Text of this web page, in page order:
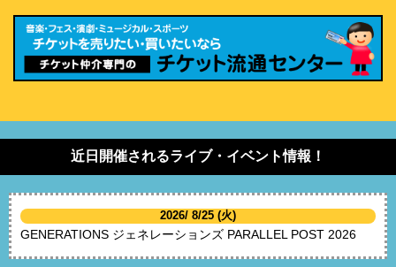
近日開催されるライブ・イベント情報！
2026/ 8/25 (火)
GENERATIONS ジェネレーションズ PARALLEL POST 2026